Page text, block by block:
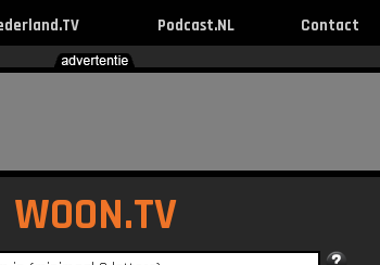
Podcast.NL Contact
WOON.TV